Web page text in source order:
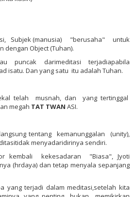
Subjek (manusia) "berusaha" untuk
Object (Tuhan).
puncak darimeditasi terjadiapabila
isatu. Dan yang satu itu adalah Tuhan.
telah musnah, dan yang tertinggal
megah TAT TWAN ASI.
tentang kemanunggalan (unity),
menyadaridirinya sendiri.
kembali kekesadaran "Biasa", Jyoti
(hrdaya) dan tetap menyala sepanjang
yang terjadi dalam meditasi,setelah kita